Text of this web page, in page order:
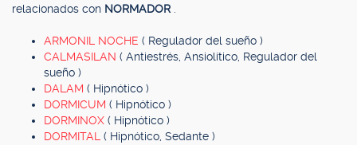
relacionados con NORMADOR
ARMONIL NOCHE ( Regulador del sueño )
CALMASILAN ( Antiestrés, Ansiolítico, Regulador del
sueño )
DALAM ( Hipnótico )
DORMICUM ( Hipnótico )
DORMINOX ( Hipnótico )
DORMITAL ( Hipnótico, Sedante )